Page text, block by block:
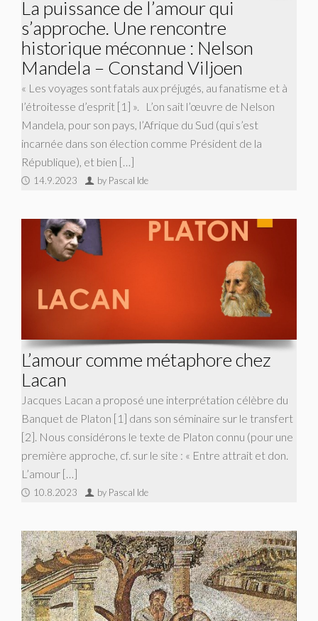
La puissance de l’amour qui
s’approche. Une rencontre
historique méconnue : Nelson
Mandela – Constand Viljoen
« Les voyages sont fatals aux préjugés, au fanatisme et à
l’étroitesse d’esprit [1] ». L’on sait l’œuvre de Nelson
Mandela, pour son pays, l’Afrique du Sud (qui s’est
incarnée dans son élection comme Président de la
République), et bien […]
14.9.2023 by Pascal Ide
L’amour comme métaphore chez
Lacan
Jacques Lacan a proposé une interprétation célèbre du
Banquet de Platon [1] dans son séminaire sur le transfert
[2]. Nous considérons le texte de Platon connu (pour une
première approche, cf. sur le site : « Entre attrait et don.
L’amour […]
10.8.2023 by Pascal Ide